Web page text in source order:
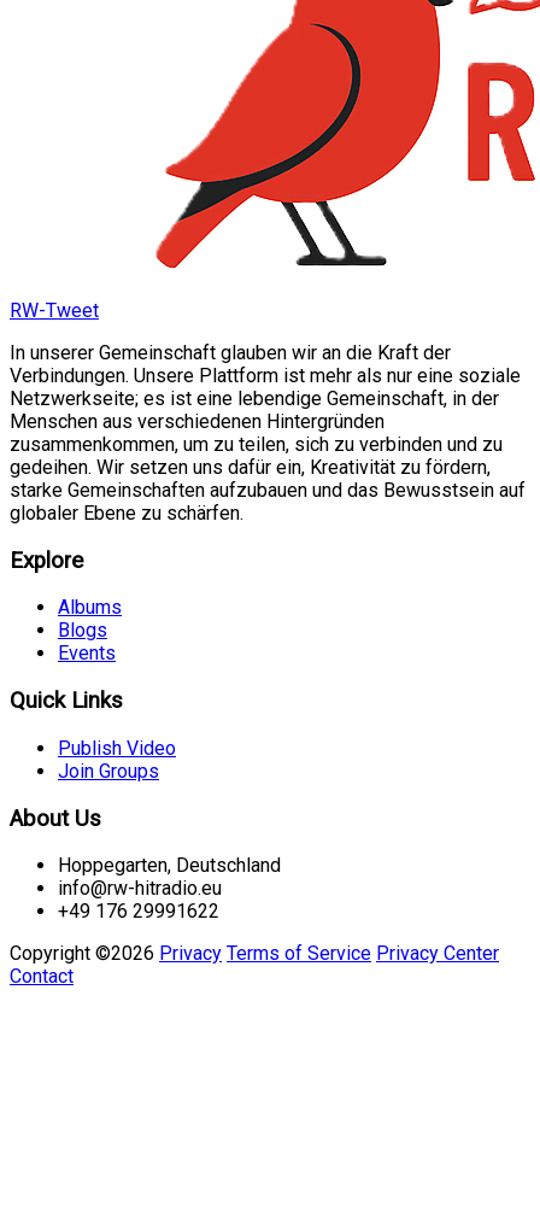
RW-Tweet
In unserer Gemeinschaft glauben wir an die Kraft der
Verbindungen. Unsere Plattform ist mehr als nur eine soziale
Netzwerkseite; es ist eine lebendige Gemeinschaft, in der
Menschen aus verschiedenen Hintergründen
zusammenkommen, um zu teilen, sich zu verbinden und zu
gedeihen. Wir setzen uns dafür ein, Kreativität zu fördern,
starke Gemeinschaften aufzubauen und das Bewusstsein auf
globaler Ebene zu schärfen.
Explore
Albums
Blogs
Events
Quick Links
Publish Video
Join Groups
About Us
Hoppegarten, Deutschland
info@rw-hitradio.eu
+49 176 29991622
Copyright ©2026 Privacy Terms of Service Privacy Center
Contact